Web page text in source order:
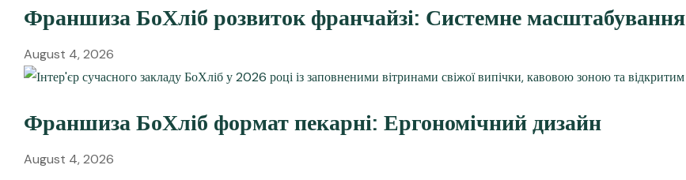
Франшиза БоХліб розвиток франчайзі: Системне масштабування
August 4, 2026
Франшиза БоХліб формат пекарні: Ергономічний дизайн
August 4, 2026